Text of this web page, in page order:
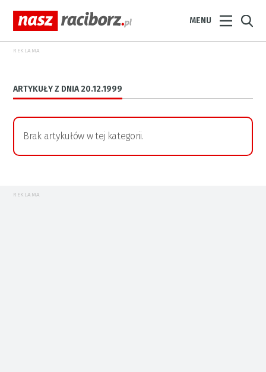
MENU
REKLAMA
ARTYKUŁY Z DNIA 20.12.1999
Brak artykułów w tej kategorii.
REKLAMA